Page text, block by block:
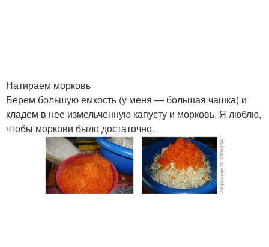
Натираем морковь
Берем большую емкость (у меня — большая чашка) и
кладем в нее измельченную капусту и морковь. Я люблю,
чтобы моркови было достаточно.